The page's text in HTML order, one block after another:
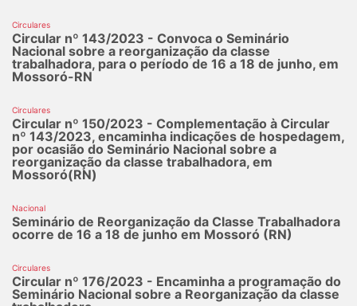
Circulares
Circular nº 143/2023 - Convoca o Seminário
Nacional sobre a reorganização da classe
trabalhadora, para o período de 16 a 18 de junho, em
Mossoró-RN
Circulares
Circular nº 150/2023 - Complementação à Circular
nº 143/2023, encaminha indicações de hospedagem,
por ocasião do Seminário Nacional sobre a
reorganização da classe trabalhadora, em
Mossoró(RN)
Nacional
Seminário de Reorganização da Classe Trabalhadora
ocorre de 16 a 18 de junho em Mossoró (RN)
Circulares
Circular nº 176/2023 - Encaminha a programação do
Seminário Nacional sobre a Reorganização da classe